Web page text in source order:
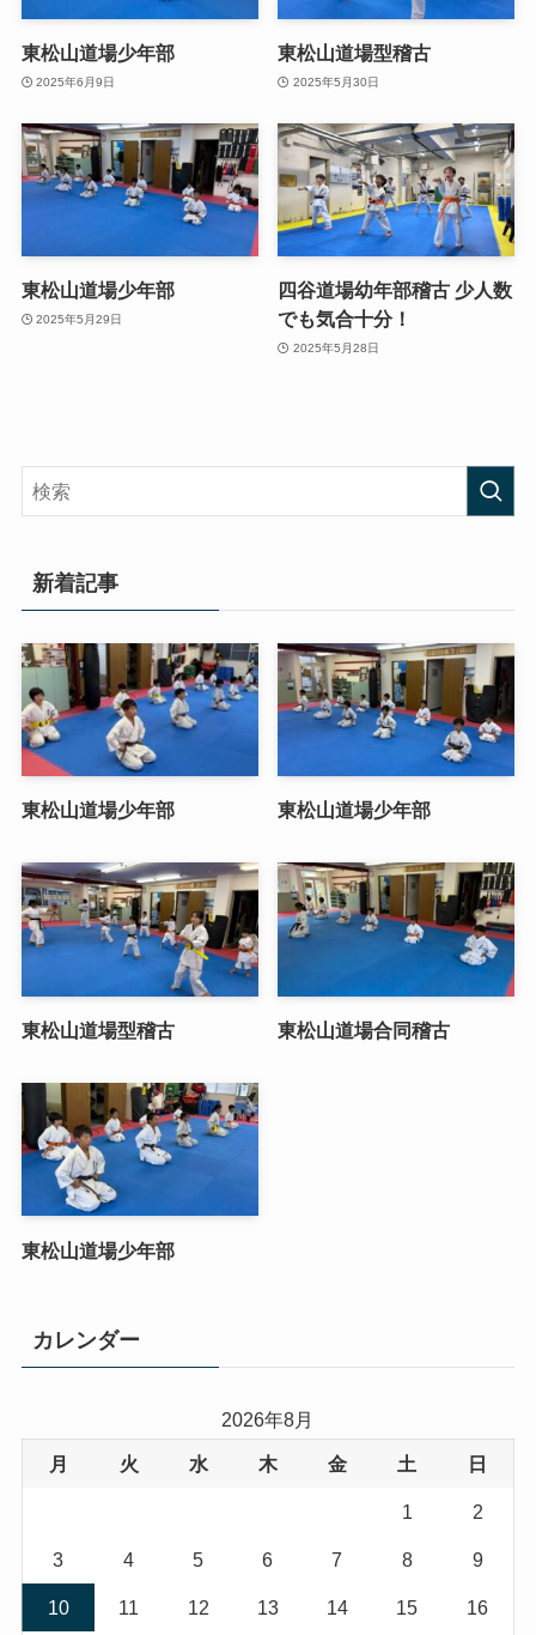
東松山道場少年部
2025年6月9日
東松山道場型稽古
2025年5月30日
東松山道場少年部
2025年5月29日
四谷道場幼年部稽古 少人数
でも気合十分！
2025年5月28日
新着記事
東松山道場少年部 東松山道場少年部
東松山道場型稽古 東松山道場合同稽古
東松山道場少年部
カレンダー
2026年8月
月 火 水 木 金 土 日
1 2
3 4 5 6 7 8 9
10 11 12 13 14 15 16